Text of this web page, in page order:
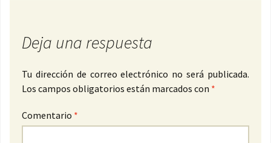
Deja una respuesta
Tu dirección de correo electrónico no será publicada.
Los campos obligatorios están marcados con *
Comentario *